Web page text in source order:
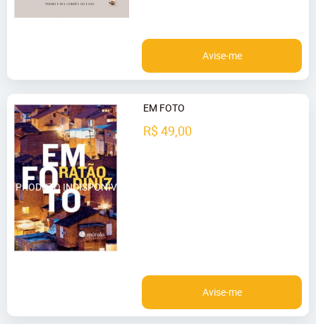
Avise-me
EM FOTO
R$ 49,00
Avise-me